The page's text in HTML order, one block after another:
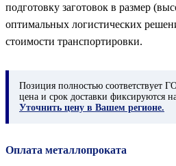
подготовку заготовок в размер
оптимальных логистических
стоимости транспортировки.
Позиция полностью соответствует
цена и срок доставки фиксируются
Уточнить цену в Вашем регионе.
Оплата металлопроката